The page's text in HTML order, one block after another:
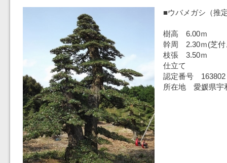
■ウバメガシ（推
樹高 6.00ｍ
幹周 2.30ｍ(芝付
枝張 3.50ｍ
仕立て
認定番号 163802
所在地 愛媛県宇